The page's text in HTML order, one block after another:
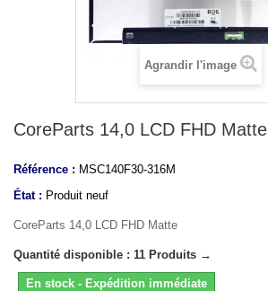
Agrandir l'image
CoreParts 14,0 LCD FHD Matte
Référence : MSC140F30-316M
État : Produit neuf
CoreParts 14,0 LCD FHD Matte
Quantité disponible : 11 Produits →
En stock - Expédition immédiate